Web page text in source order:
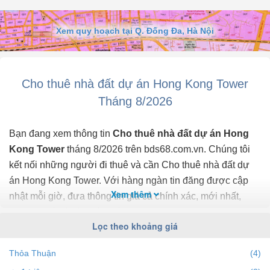
đắc địa nhất Hà Nội.
Diện tích cho thuê: 1000m², có hỗ trợ cho thuê diện tích linh hoạt
theo nhu cầu của khách hàng
Trạng thái bàn giao: Đầy đủ nội thất, sàn, trần, điều hòa, có thể vào
Top văn phòng đẹp ở khu Cầu Giấy: Thiết kế hiện đại, sang trọng,
mang lại không gian làm việc chuyên ...
Xem quy hoạch tại Q. Đống Đa, Hà Nội
Cho thuê nhà đất dự án Hong Kong Tower
Tháng 8/2026
Bạn đang xem thông tin Cho thuê nhà đất dự án Hong
Kong Tower tháng 8/2026 trên bds68.com.vn. Chúng tôi
kết nối những người đi thuê và cần Cho thuê nhà đất dự
án Hong Kong Tower. Với hàng ngàn tin đăng được cập
nhật mỗi giờ, đưa thông tin giá cả chính xác, mới nhất,
Kong Tower theo địa điểm, giá, diện tích, số phòng ngủ và
Xem thêm
Lọc theo khoảng giá
Thỏa Thuận
(4)